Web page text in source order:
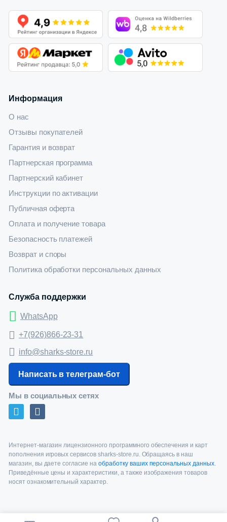
Информация
О нас
Отзывы покупателей
Гарантия и возврат
Партнерская программа
Партнерский кабинет
Инструкции по активации
Публичная оферта
Оплата и получение товара
Безопасность платежей
Возврат и споры
Политика обработки персональных данных
Служба поддержки
WhatsApp
+7(926)866-23-31
info@sharks-store.ru
Написать в телеграм-бот
Мы в социальных сетях
Интернет-магазин лицензионного программного обеспечения и карт
пополнения игровых сервисов sharks-store.ru. Обращаясь в наш
магазин, вы даете согласие на обработку ваших персональных данных.
Приведённые цены и характеристики, а также изображения товаров
носят ознакомительный характер.